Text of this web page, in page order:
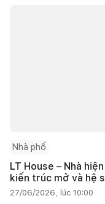
Nhà phố
LT House – Nhà
kiến trúc mở và hệ
27/06/2026, lúc 10:00